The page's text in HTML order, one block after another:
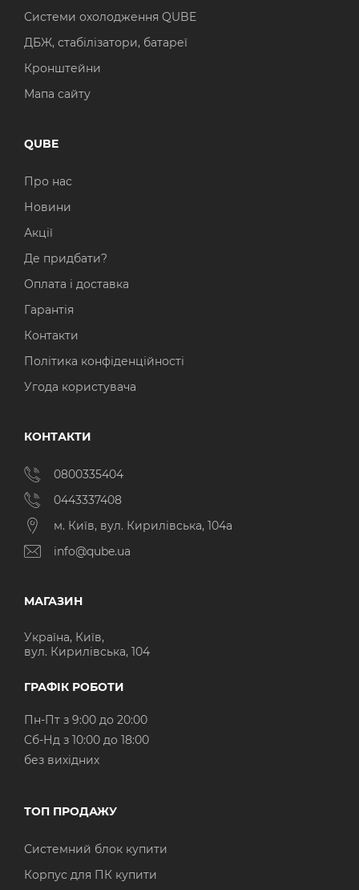
Системи охолодження QUBE
ДБЖ, стабілізатори, батареї
Кронштейни
Мапа сайту
QUBE
Про нас
Новини
Акції
Де придбати?
Оплата і доставка
Гарантія
Контакти
Політика конфіденційності
Угода користувача
КОНТАКТИ
0800335404
0443337408
м. Київ, вул. Кирилівська, 104а
info@qube.ua
МАГАЗИН
Україна, Київ,
вул. Кирилівська, 104
ГРАФІК РОБОТИ
Пн-Пт з 9:00 до 20:00
Cб-Нд з 10:00 до 18:00
без вихідних
ТОП ПРОДАЖУ
Системний блок купити
Корпус для ПК купити